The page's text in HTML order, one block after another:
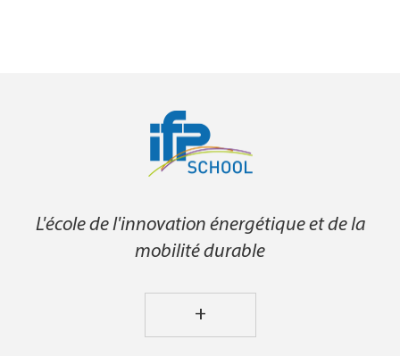
L'école de l'innovation énergétique et de la
mobilité durable
+